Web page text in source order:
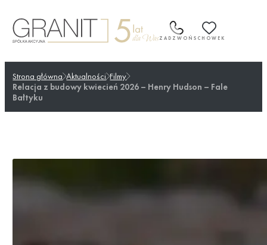
do
treści
ZADZWOŃ SCHOWEK
Strona główna Aktualności Filmy
Relacja z budowy kwiecień 2026 – Henry Hudson – Fale
Bałtyku